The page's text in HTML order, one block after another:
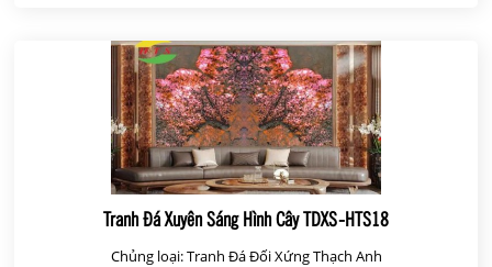
Tranh Đá Xuyên Sáng Hình Cây TDXS-HTS18
Chủng loại: Tranh Đá Đối Xứng Thạch Anh